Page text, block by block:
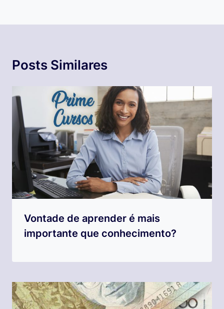
Posts Similares
Vontade de aprender é mais
importante que conhecimento?